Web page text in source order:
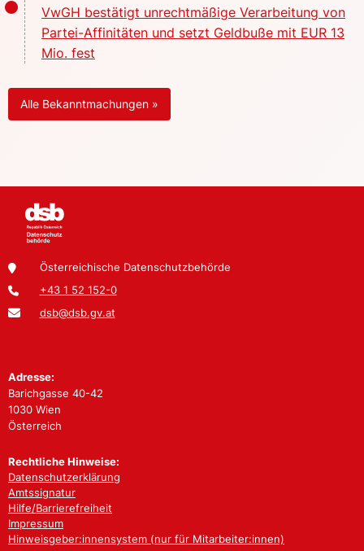
VwGH bestätigt unrechtmäßige Verarbeitung von
Partei-Affinitäten und setzt Geldbuße mit EUR 13
Mio. fest
Alle Bekanntmachungen »
Österreichische Datenschutzbehörde
+43 1 52 152-0
dsb@dsb.gv.at
Adresse:
Barichgasse 40-42
1030 Wien
Österreich
Rechtliche Hinweise:
Datenschutzerklärung
Amtssignatur
Hilfe/Barrierefreiheit
Impressum
Hinweisgeber:innensystem (nur für Mitarbeiter:innen)